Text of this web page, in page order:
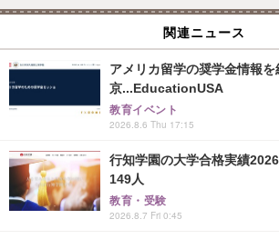
関連ニュース
アメリカ留学の奨学金情報
京...EducationUSA
教育イベント
2026.8.6 Thu 17:15
行知学園の大学合格実績
149人
教育・受験
2026.8.7 Fri 0:45